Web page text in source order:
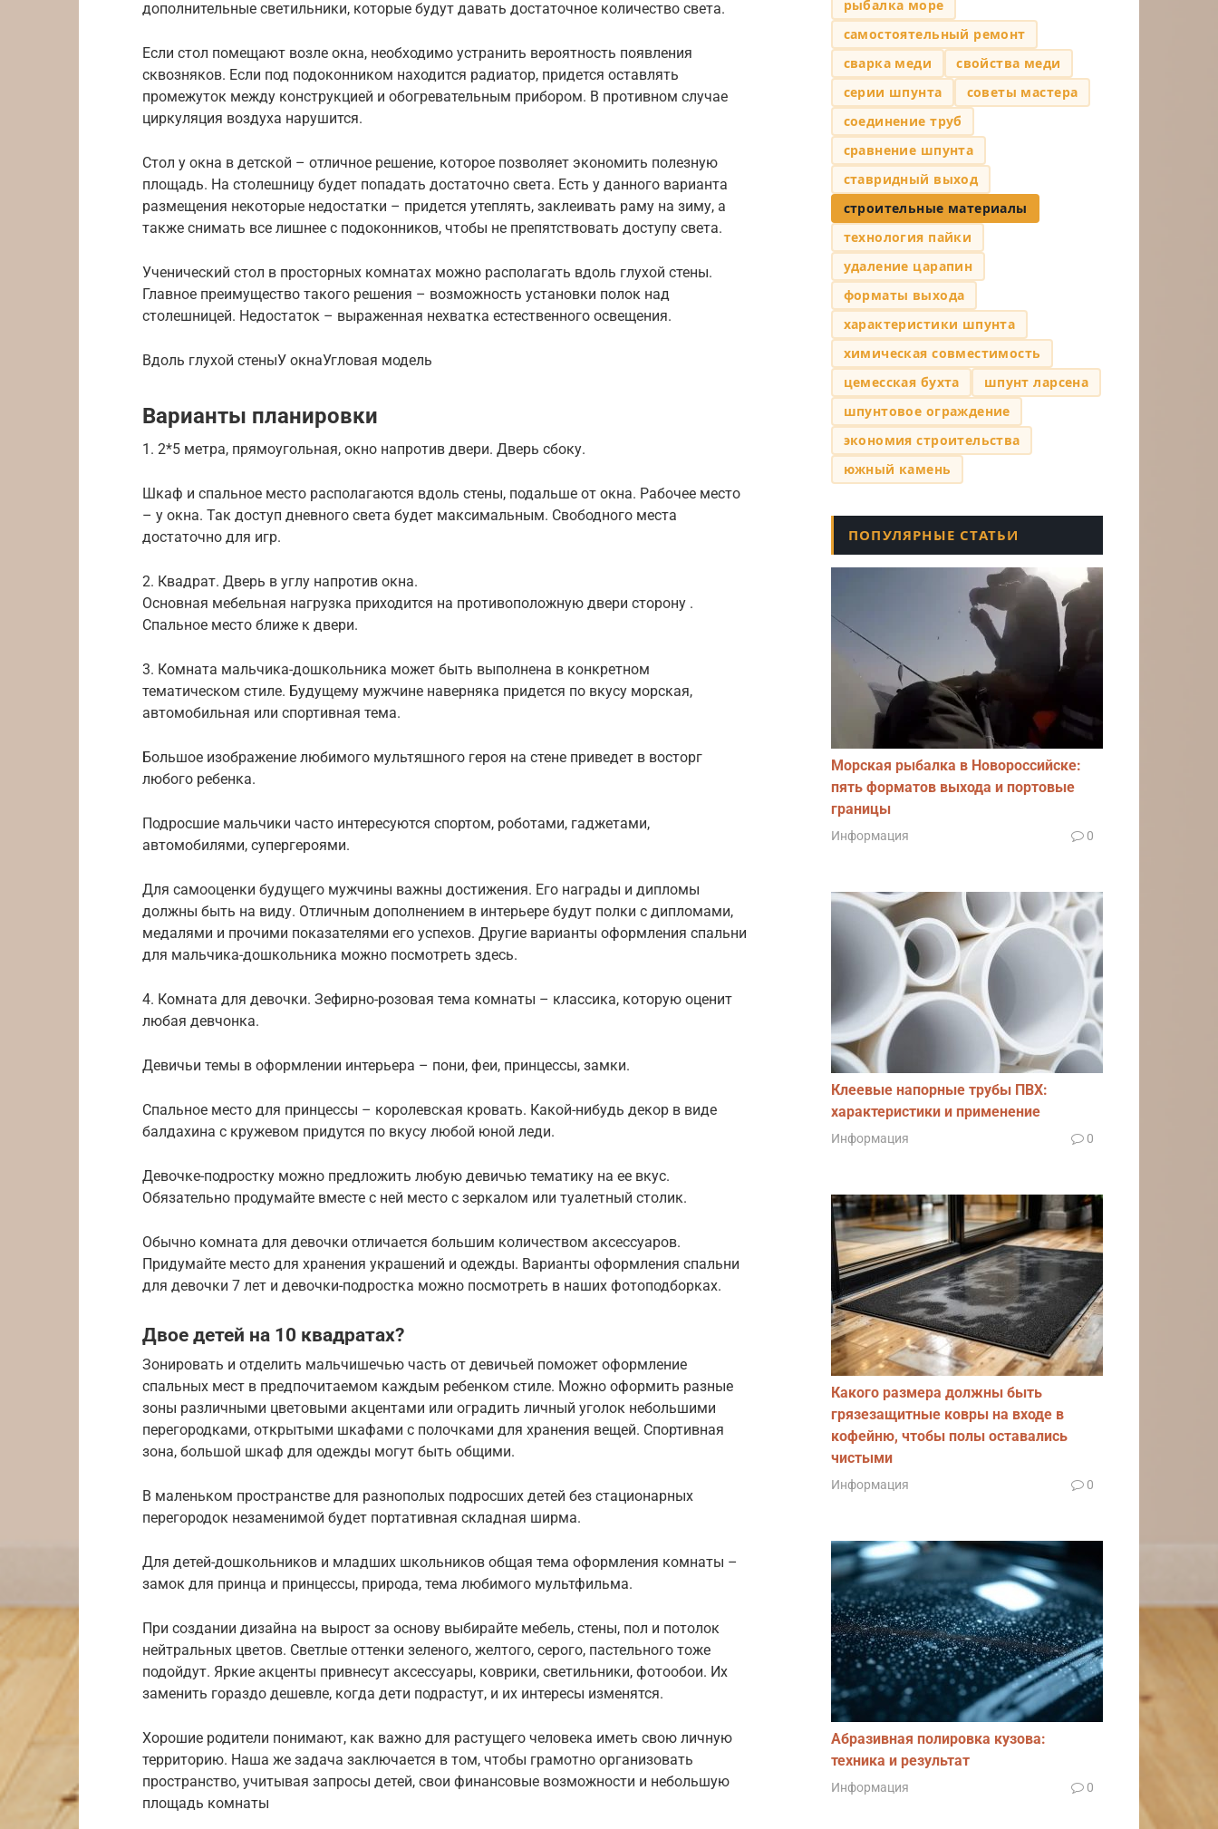
дополнительные светильники, которые будут давать достаточное количество света.
Если стол помещают возле окна, необходимо устранить вероятность появления
сквозняков. Если под подоконником находится радиатор, придется оставлять
промежуток между конструкцией и обогревательным прибором. В противном случае
циркуляция воздуха нарушится.
Стол у окна в детской – отличное решение, которое позволяет экономить полезную
площадь. На столешницу будет попадать достаточно света. Есть у данного варианта
размещения некоторые недостатки – придется утеплять, заклеивать раму на зиму, а
также снимать все лишнее с подоконников, чтобы не препятствовать доступу света.
Ученический стол в просторных комнатах можно располагать вдоль глухой стены.
Главное преимущество такого решения – возможность установки полок над
столешницей. Недостаток – выраженная нехватка естественного освещения.
Вдоль глухой стеныУ окнаУгловая модель
Варианты планировки
1. 2*5 метра, прямоугольная, окно напротив двери. Дверь сбоку.
Шкаф и спальное место располагаются вдоль стены, подальше от окна. Рабочее место
– у окна. Так доступ дневного света будет максимальным. Свободного места
достаточно для игр.
2. Квадрат. Дверь в углу напротив окна.
Основная мебельная нагрузка приходится на противоположную двери сторону .
Спальное место ближе к двери.
3. Комната мальчика-дошкольника может быть выполнена в конкретном
тематическом стиле. Будущему мужчине наверняка придется по вкусу морская,
автомобильная или спортивная тема.
Большое изображение любимого мультяшного героя на стене приведет в восторг
любого ребенка.
Подросшие мальчики часто интересуются спортом, роботами, гаджетами,
автомобилями, супергероями.
Для самооценки будущего мужчины важны достижения. Его награды и дипломы
должны быть на виду. Отличным дополнением в интерьере будут полки с дипломами,
медалями и прочими показателями его успехов. Другие варианты оформления спальни
для мальчика-дошкольника можно посмотреть здесь.
4. Комната для девочки. Зефирно-розовая тема комнаты – классика, которую оценит
любая девчонка.
Девичьи темы в оформлении интерьера – пони, феи, принцессы, замки.
Спальное место для принцессы – королевская кровать. Какой-нибудь декор в виде
балдахина с кружевом придутся по вкусу любой юной леди.
Девочке-подростку можно предложить любую девичью тематику на ее вкус.
Обязательно продумайте вместе с ней место с зеркалом или туалетный столик.
Обычно комната для девочки отличается большим количеством аксессуаров.
Придумайте место для хранения украшений и одежды. Варианты оформления спальни
для девочки 7 лет и девочки-подростка можно посмотреть в наших фотоподборках.
Двое детей на 10 квадратах?
Зонировать и отделить мальчишечью часть от девичьей поможет оформление
спальных мест в предпочитаемом каждым ребенком стиле. Можно оформить разные
зоны различными цветовыми акцентами или оградить личный уголок небольшими
перегородками, открытыми шкафами с полочками для хранения вещей. Спортивная
зона, большой шкаф для одежды могут быть общими.
В маленьком пространстве для разнополых подросших детей без стационарных
перегородок незаменимой будет портативная складная ширма.
Для детей-дошкольников и младших школьников общая тема оформления комнаты –
замок для принца и принцессы, природа, тема любимого мультфильма.
При создании дизайна на вырост за основу выбирайте мебель, стены, пол и потолок
нейтральных цветов. Светлые оттенки зеленого, желтого, серого, пастельного тоже
подойдут. Яркие акценты привнесут аксессуары, коврики, светильники, фотообои. Их
заменить гораздо дешевле, когда дети подрастут, и их интересы изменятся.
Хорошие родители понимают, как важно для растущего человека иметь свою личную
территорию. Наша же задача заключается в том, чтобы грамотно организовать
пространство, учитывая запросы детей, свои финансовые возможности и небольшую
площадь комнаты
рыбалка море
самостоятельный ремонт
сварка меди
свойства меди
серии шпунта
советы мастера
соединение труб
сравнение шпунта
ставридный выход
строительные материалы
технология пайки
удаление царапин
форматы выхода
характеристики шпунта
химическая совместимость
цемесская бухта
шпунт ларсена
шпунтовое ограждение
экономия строительства
южный камень
ПОПУЛЯРНЫЕ СТАТЬИ
Морская рыбалка в Новороссийске:
пять форматов выхода и портовые
границы
Информация 0
Клеевые напорные трубы ПВХ:
характеристики и применение
Информация 0
Какого размера должны быть
грязезащитные ковры на входе в
кофейню, чтобы полы оставались
чистыми
Информация 0
Абразивная полировка кузова:
техника и результат
Информация 0